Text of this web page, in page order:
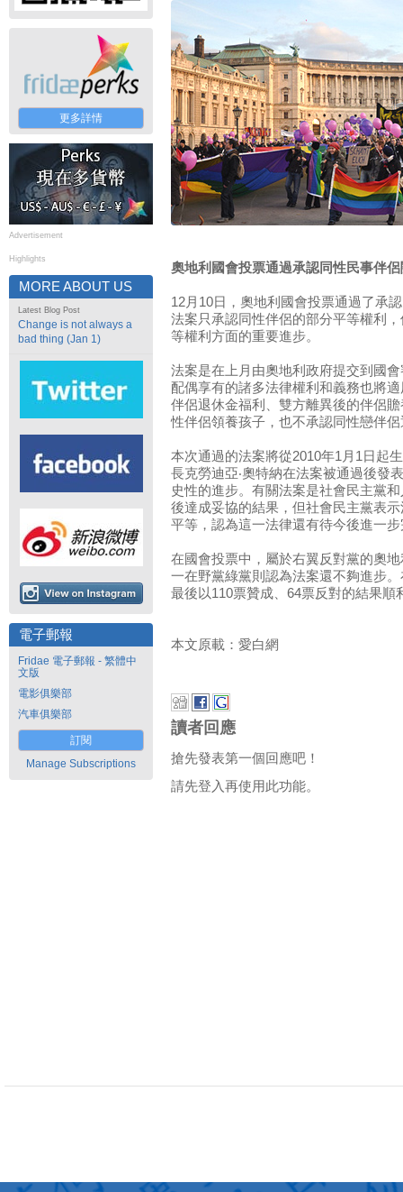
更多詳情
Advertisement
Highlights
MORE ABOUT US
Latest Blog Post
Change is not always a
bad thing (Jan 1)
電子郵報
Fridae 電子郵報 - 繁體中
文版
電影俱樂部
汽車俱樂部
訂閱
Manage Subscriptions
奧地利國會投票通過承認同性民事伴
12月10日，奧地利國會投票通過了承
法案只承認同性伴侶的部分平等權利
等權利方面的重要進步。
法案是在上月由奧地利政府提交到國
配偶享有的諸多法律權利和義務也將
伴侶退休金福利、雙方離異後的伴侶
性伴侶領養孩子，也不承認同性戀伴
本次通過的法案將從2010年1月1日起
長克勞迪亞‧奧特納在法案被通過後發
史性的進步。有關法案是社會民主黨
後達成妥協的結果，但社會民主黨表
平等，認為這一法律還有待今後進一
在國會投票中，屬於右翼反對黨的奧
一在野黨綠黨則認為法案還不夠進步
最後以110票贊成、64票反對的結果順
本文原載：愛白網
讀者回應
搶先發表第一個回應吧！
請先登入再使用此功能。